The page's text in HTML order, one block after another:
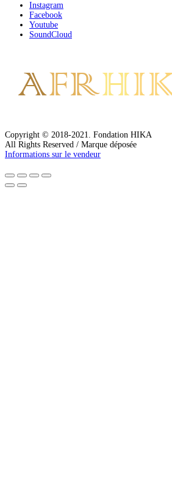
Instagram
Facebook
Youtube
SoundCloud
Copyright © 2018-2021. Fondation HIKA
All Rights Reserved / Marque déposée
Informations sur le vendeur